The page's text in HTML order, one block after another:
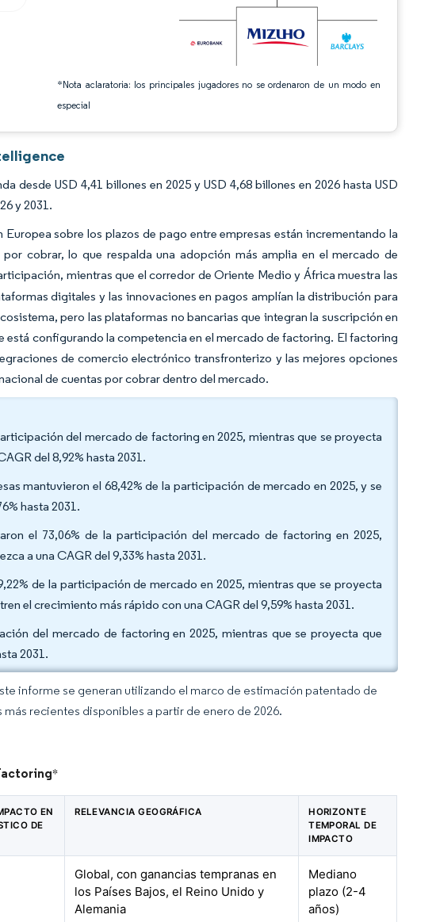
*Nota aclaratoria: los principales jugadores no se ordenaron de un modo en
especial
desde USD 4,41 billones en 2025 y USD 4,68 billones en 2026 hasta USD
y 2031.
sobre los plazos de pago entre empresas están incrementando la
cobrar, lo que respalda una adopción más amplia en el mercado de
mientras que el corredor de Oriente Medio y África muestra las
digitales y las innovaciones en pagos amplían la distribución para
pero las plataformas no bancarias que integran la suscripción en
configurando la competencia en el mercado de factoring. El factoring
de comercio electrónico transfronterizo y las mejores opciones
de cuentas por cobrar dentro del mercado.
del mercado de factoring en 2025, mientras que se proyecta
del 8,92% hasta 2031.
mantuvieron el 68,42% de la participación de mercado en 2025, y se
hasta 2031.
el 73,06% de la participación del mercado de factoring en 2025,
a una CAGR del 9,33% hasta 2031.
de la participación de mercado en 2025, mientras que se proyecta
el crecimiento más rápido con una CAGR del 9,59% hasta 2031.
del mercado de factoring en 2025, mientras que se proyecta que
2031.
informe se generan utilizando el marco de estimación patentado de
recientes disponibles a partir de enero de 2026.
*
EN
DE
RELEVANCIA GEOGRÁFICA
HORIZONTE
TEMPORAL DE
IMPACTO
Global, con ganancias tempranas en
los Países Bajos, el Reino Unido y
Alemania
Mediano
plazo (2-4
años)